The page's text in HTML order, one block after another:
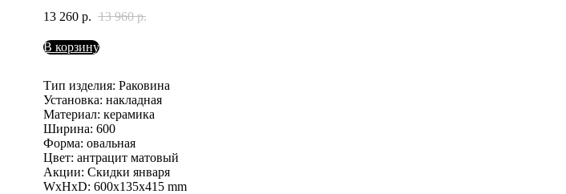
13 260 р. 13 960 р.
В корзину
Тип изделия: Раковина
Установка: накладная
Материал: керамика
Ширина: 600
Форма: овальная
Цвет: антрацит матовый
Акции: Скидки января
WxHxD: 600x135x415 mm